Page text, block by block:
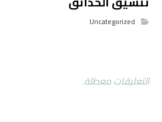
Uncategorized
التعليقات معطلة.